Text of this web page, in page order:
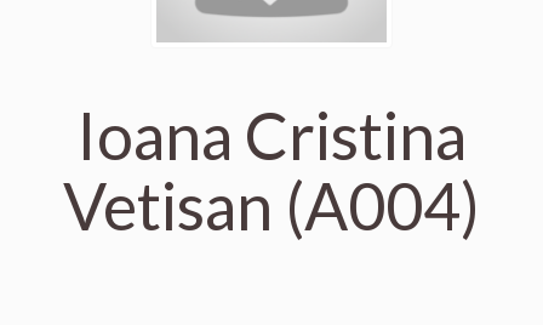
Ioana Cristina
Vetisan (A004)